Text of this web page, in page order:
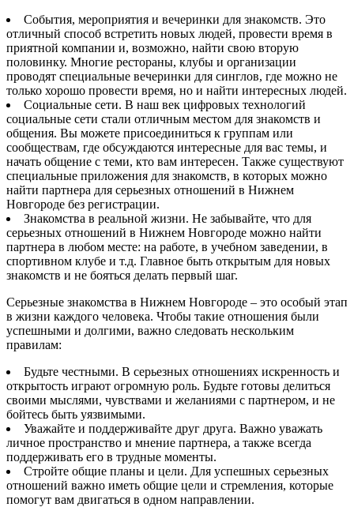
События, мероприятия и вечеринки для знакомств. Это
отличный способ встретить новых людей, провести время в
приятной компании и, возможно, найти свою вторую
половинку. Многие рестораны, клубы и организации
проводят специальные вечеринки для синглов, где можно не
только хорошо провести время, но и найти интересных людей.
Социальные сети. В наш век цифровых технологий
социальные сети стали отличным местом для знакомств и
общения. Вы можете присоединиться к группам или
сообществам, где обсуждаются интересные для вас темы, и
начать общение с теми, кто вам интересен. Также существуют
специальные приложения для знакомств, в которых можно
найти партнера для серьезных отношений в Нижнем
Новгороде без регистрации.
Знакомства в реальной жизни. Не забывайте, что для
серьезных отношений в Нижнем Новгороде можно найти
партнера в любом месте: на работе, в учебном заведении, в
спортивном клубе и т.д. Главное быть открытым для новых
знакомств и не бояться делать первый шаг.
Серьезные знакомства в Нижнем Новгороде – это особый этап
в жизни каждого человека. Чтобы такие отношения были
успешными и долгими, важно следовать нескольким
правилам:
Будьте честными. В серьезных отношениях искренность и
открытость играют огромную роль. Будьте готовы делиться
своими мыслями, чувствами и желаниями с партнером, и не
бойтесь быть уязвимыми.
Уважайте и поддерживайте друг друга. Важно уважать
личное пространство и мнение партнера, а также всегда
поддерживать его в трудные моменты.
Стройте общие планы и цели. Для успешных серьезных
отношений важно иметь общие цели и стремления, которые
помогут вам двигаться в одном направлении.